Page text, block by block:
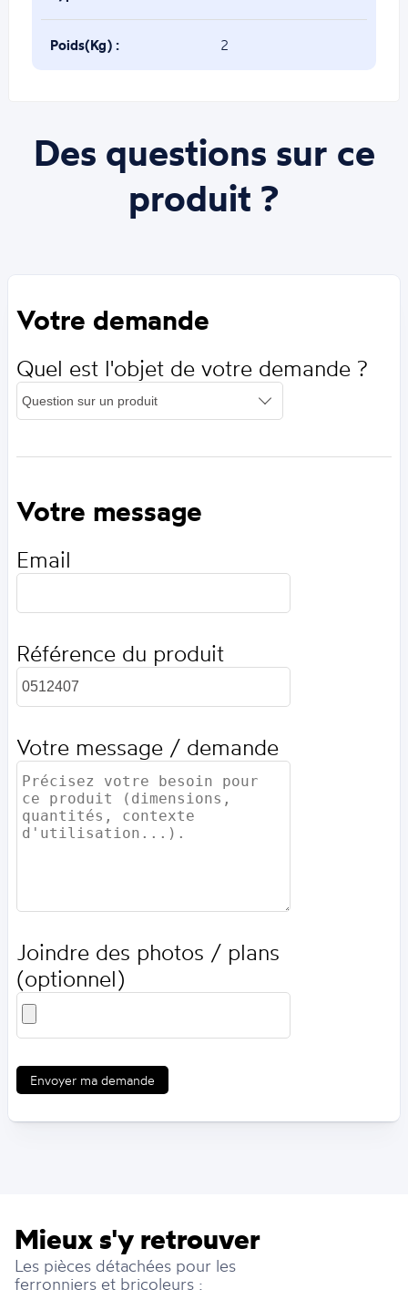
Poids(Kg) : 2
Des questions sur ce
produit ?
Votre demande
Quel est l'objet de votre demande ?
Votre message
Email
Référence du produit
Votre message / demande
Joindre des photos / plans
(optionnel)
Envoyer ma demande
Mieux s'y retrouver
Les pièces détachées pour les
ferronniers et bricoleurs :